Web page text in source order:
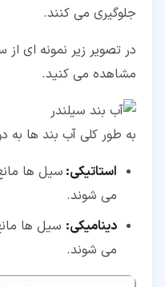
جلوگیری می کنند.
در تصویر زیر نمونه ای
مشاهده می کنید.
به طور کلی آب بند ها
استاتیکی: سیل ها
می شوند.
دینامیکی: سیل ها
می شوند.